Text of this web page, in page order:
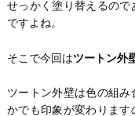
せっかく塗り替えるの
ですよね。
そこで今回はツートン外
ツートン外壁は色の組
かでも印象が変わります